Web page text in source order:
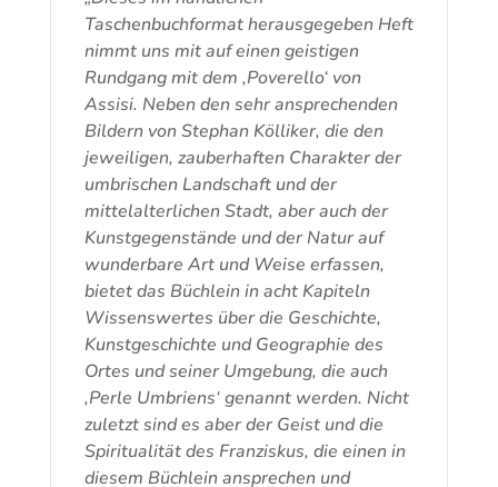
Taschenbuchformat herausgegeben Heft
nimmt uns mit auf einen geistigen
Rundgang mit dem ‚Poverello‘ von
Assisi. Neben den sehr ansprechenden
Bildern von Stephan Kölliker, die den
jeweiligen, zauberhaften Charakter der
umbrischen Landschaft und der
mittelalterlichen Stadt, aber auch der
Kunstgegenstände und der Natur auf
wunderbare Art und Weise erfassen,
bietet das Büchlein in acht Kapiteln
Wissenswertes über die Geschichte,
Kunstgeschichte und Geographie des
Ortes und seiner Umgebung, die auch
‚Perle Umbriens‘ genannt werden. Nicht
zuletzt sind es aber der Geist und die
Spiritualität des Franziskus, die einen in
diesem Büchlein ansprechen und